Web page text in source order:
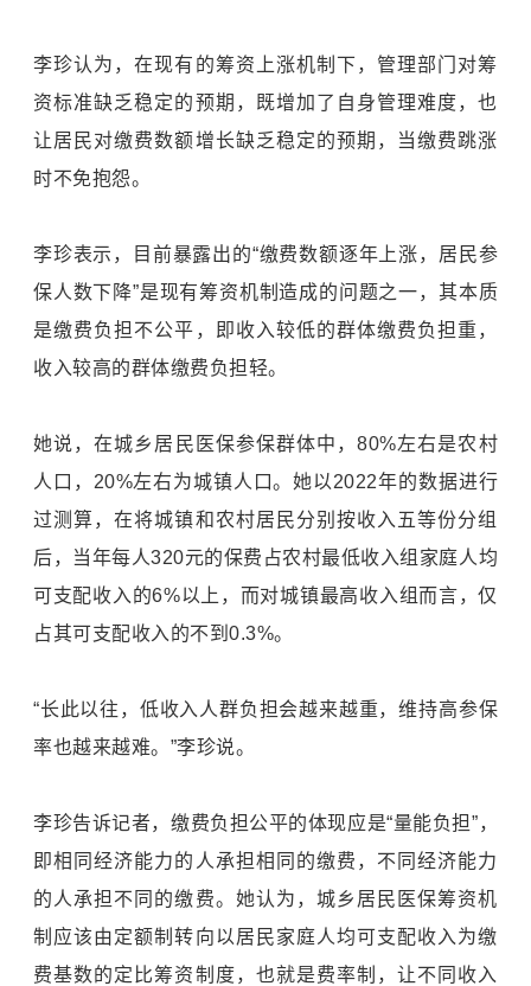
李珍认为，在现有的筹资上涨机制下，管理部门对筹
资标准缺乏稳定的预期，既增加了自身管理难度，也
让居民对缴费数额增长缺乏稳定的预期，当缴费跳涨
时不免抱怨。
李珍表示，目前暴露出的“缴费数额逐年上涨，居民参
保人数下降”是现有筹资机制造成的问题之一，其本质
是缴费负担不公平，即收入较低的群体缴费负担重，
收入较高的群体缴费负担轻。
她说，在城乡居民医保参保群体中，80%左右是农村
人口，20%左右为城镇人口。她以2022年的数据进行
过测算，在将城镇和农村居民分别按收入五等份分组
后，当年每人320元的保费占农村最低收入组家庭人均
可支配收入的6%以上，而对城镇最高收入组而言，仅
占其可支配收入的不到0.3%。
“长此以往，低收入人群负担会越来越重，维持高参保
率也越来越难。”李珍说。
李珍告诉记者，缴费负担公平的体现应是“量能负担”，
即相同经济能力的人承担相同的缴费，不同经济能力
的人承担不同的缴费。她认为，城乡居民医保筹资机
制应该由定额制转向以居民家庭人均可支配收入为缴
费基数的定比筹资制度，也就是费率制，让不同收入